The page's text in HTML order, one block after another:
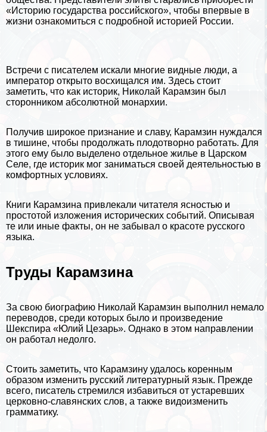
«Историю государства российского», чтобы впервые в
жизни ознакомиться с подробной историей России.
Встречи с писателем искали многие видные люди, а
император открыто восхищался им. Здесь стоит
заметить, что как историк, Николай Карамзин был
сторонником абсолютной монархии.
Получив широкое признание и славу, Карамзин нуждался
в тишине, чтобы продолжать плодотворно работать. Для
этого ему было выделено отдельное жилье в Царском
Селе, где историк мог заниматься своей деятельностью в
комфортных условиях.
Книги Карамзина привлекали читателя ясностью и
простотой изложения исторических событий. Описывая
те или иные факты, он не забывал о красоте русского
языка.
Труды Карамзина
За свою биографию Николай Карамзин выполнил немало
переводов, среди которых было и произведение
Шекспира «Юлий Цезарь». Однако в этом направлении
он работал недолго.
Стоить заметить, что Карамзину удалось коренным
образом изменить русский литературный язык. Прежде
всего, писатель стремился избавиться от устаревших
церковно-славянских слов, а также видоизменить
грамматику.